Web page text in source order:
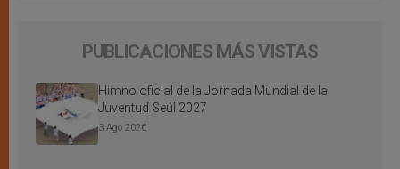
PUBLICACIONES MÁS VISTAS
Himno oficial de la Jornada Mundial de la
Juventud Seúl 2027
3 Ago 2026